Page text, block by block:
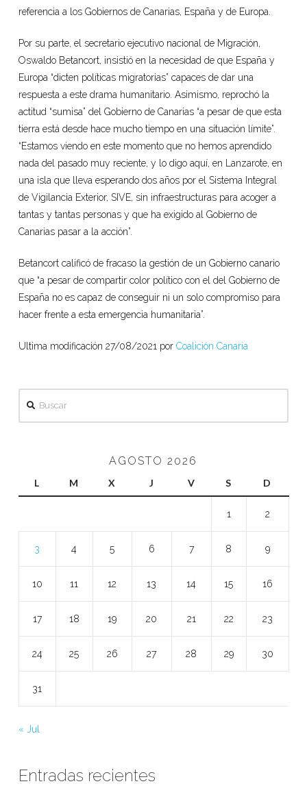
referencia a los Gobiernos de Canarias, España y de Europa.
Por su parte, el secretario ejecutivo nacional de Migración,
Oswaldo Betancort, insistió en la necesidad de que España y
Europa “dicten políticas migratorias” capaces de dar una
respuesta a este drama humanitario. Asimismo, reprochó la
actitud “sumisa” del Gobierno de Canarias “a pesar de que esta
tierra está desde hace mucho tiempo en una situación límite”.
“Estamos viendo en este momento que no hemos aprendido
nada del pasado muy reciente, y lo digo aquí, en Lanzarote, en
una isla que lleva esperando dos años por el Sistema Integral
de Vigilancia Exterior, SIVE, sin infraestructuras para acoger a
tantas y tantas personas y que ha exigido al Gobierno de
Canarias pasar a la acción”.
Betancort calificó de fracaso la gestión de un Gobierno canario
que “a pesar de compartir color político con el del Gobierno de
España no es capaz de conseguir ni un solo compromiso para
hacer frente a esta emergencia humanitaria”.
Ultima modificación 27/08/2021 por Coalición Canaria
AGOSTO 2026
L M X J V S D
1 2
3 4 5 6 7 8 9
10 11 12 13 14 15 16
17 18 19 20 21 22 23
24 25 26 27 28 29 30
31
« Jul
Entradas recientes